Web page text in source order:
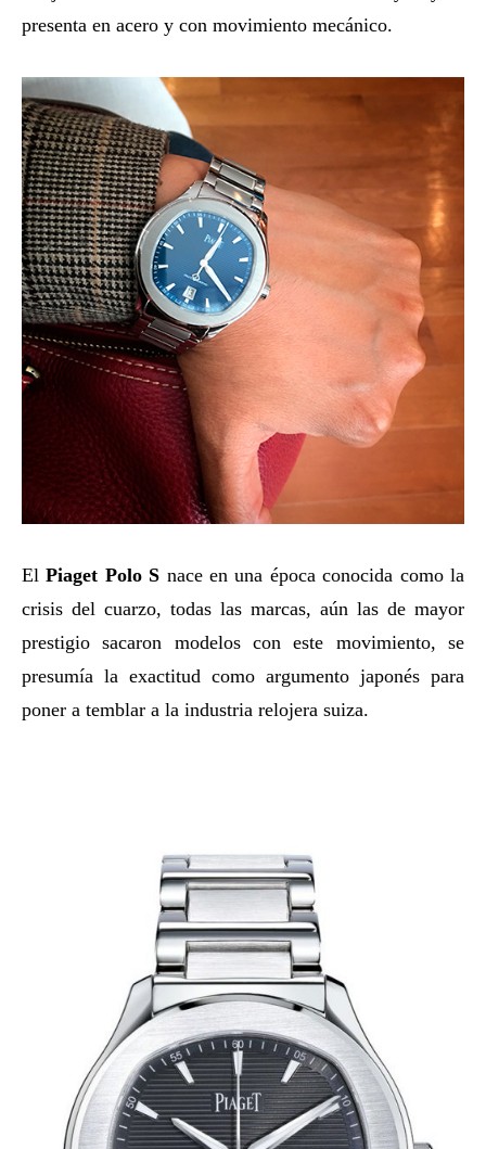
presenta en acero y con movimiento mecánico.
ElPiaget Polo S nace en una época conocida como la
crisis del cuarzo, todas las marcas, aún las de mayor
prestigio sacaron modelos con este movimiento, se
presumía la exactitud como argumento japonés para
poner a temblar a la industria relojera suiza.